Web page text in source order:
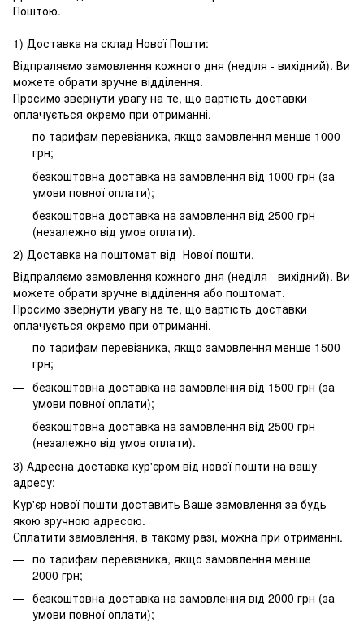
Поштою.
1) Доставка на склад Нової Пошти:
Відпраляємо замовлення кожного дня (неділя - вихідний). Ви
можете обрати зручне відділення.
Просимо звернути увагу на те, що вартість доставки
оплачується окремо при отриманні.
по тарифам перевізника, якщо замовлення менше 1000
грн;
безкоштовна доставка на замовлення від 1000 грн (за
умови повної оплати);
безкоштовна доставка на замовлення від 2500 грн
(незалежно від умов оплати).
2) Доставка на поштомат від Нової пошти.
Відпраляємо замовлення кожного дня (неділя - вихідний). Ви
можете обрати зручне відділення або поштомат.
Просимо звернути увагу на те, що вартість доставки
оплачується окремо при отриманні.
по тарифам перевізника, якщо замовлення менше 1500
грн;
безкоштовна доставка на замовлення від 1500 грн (за
умови повної оплати);
безкоштовна доставка на замовлення від 2500 грн
(незалежно від умов оплати).
3) Адресна доставка кур'єром від нової пошти на вашу
адресу:
Кур'єр нової пошти доставить Ваше замовлення за будь-
якою зручною адресою.
Сплатити замовлення, в такому разі, можна при отриманні.
по тарифам перевізника, якщо замовлення менше
2000 грн;
безкоштовна доставка на замовлення від 2000 грн (за
умови повної оплати);